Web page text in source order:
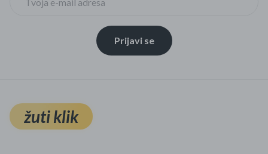
Prijavi se
žuti klik